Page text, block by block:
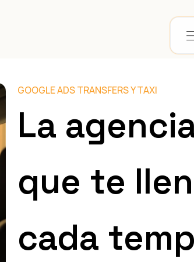
GOOGLE ADS TRANSFERS Y TAXI
La
que te
cada